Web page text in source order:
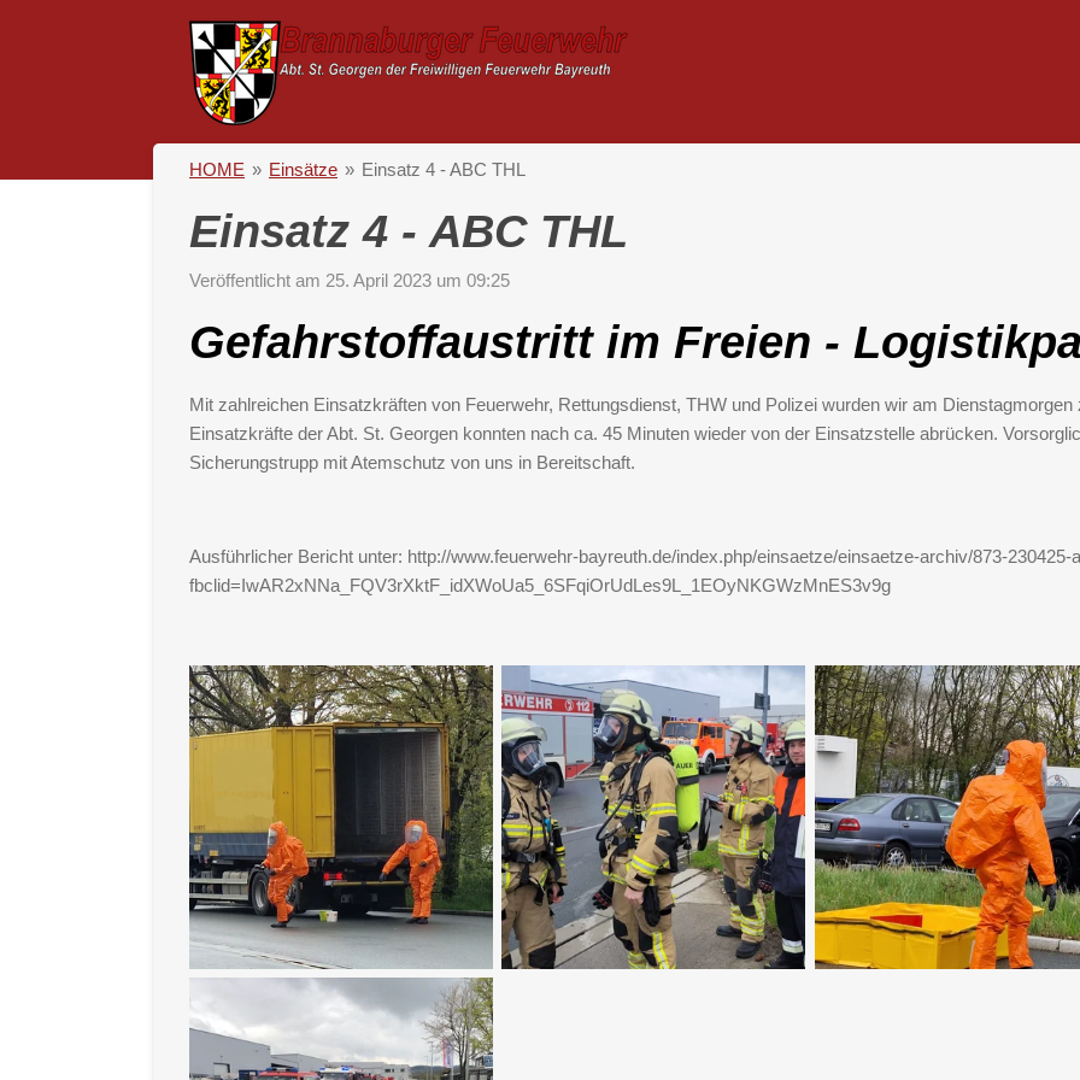
HOME » Einsätze » Einsatz 4 - ABC THL
Einsatz 4 - ABC THL
Veröffentlicht am 25. April 2023 um 09:25
Gefahrstoffaustritt im Freien -
Mit zahlreichen Einsatzkräften von Feuerwehr, Rettungsdienst, THW und Polizei wurden wir am
Einsatzkräfte der Abt. St. Georgen konnten nach ca. 45 Minuten wieder von der Einsatzstelle abrücken.
Sicherungstrupp mit Atemschutz von uns in Bereitschaft.
Ausführlicher Bericht unter: http://www.feuerwehr-bayreuth.de/index.php/einsaetze/einsaetze-archiv/873-230425-
fbclid=IwAR2xNNa_FQV3rXktF_idXWoUa5_6SFqiOrUdLes9L_1EOyNKGWzMnES3v9g